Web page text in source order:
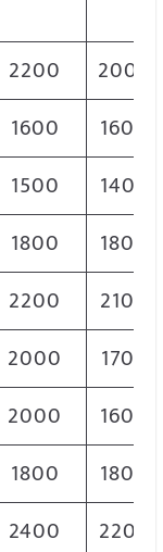
2200
2000
1600
1600
1500
1400
1800
1800
2200
2100
2000
1700
2000
1600
1800
1800
2400
2200